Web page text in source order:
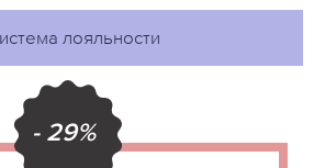
лояльности
- 29%